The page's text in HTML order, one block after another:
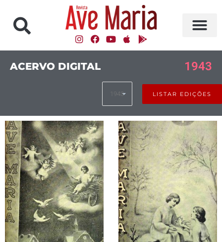
ACERVO DIGITAL 1943